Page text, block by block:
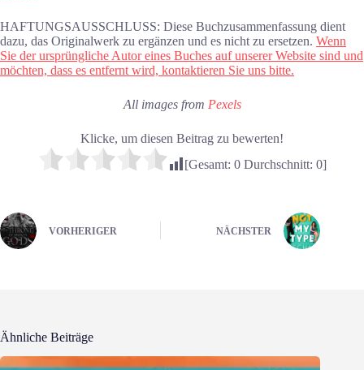
HAFTUNGSAUSSCHLUSS: Diese Buchzusammenfassung dient
dazu, das Originalwerk zu ergänzen und es nicht zu ersetzen. Wenn
Sie der ursprüngliche Autor eines Buches auf unserer Website sind und
möchten, dass es entfernt wird, kontaktieren Sie uns bitte.
All images from Pexels
Klicke, um diesen Beitrag zu bewerten!
[Gesamt: 0Durchschnitt: 0]
VORHERIGER NÄCHSTER
Ähnliche Beiträge